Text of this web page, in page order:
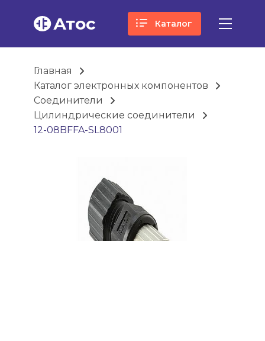
Атос Каталог
Главная
Каталог электронных компонентов
Соединители
Цилиндрические соединители
12-08BFFA-SL8001